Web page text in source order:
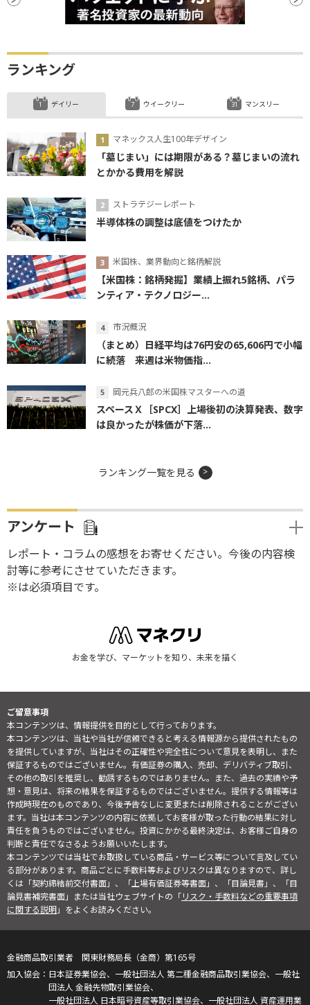
ランキング
デイリー
マネックス人生100年デザイン
「墓じまい」には期限がある？墓じまいの流れ
とかかる費用を解説
ストラテジーレポート
半導体株の調整は底値をつけたか
米国株、業界動向と銘柄解説
【米国株：銘柄発掘】業績上振れ5銘柄、パラ
ンティア・テクノロジー...
市況概況
（まとめ）日経平均は76円安の65,606円で小幅
に続落 来週は米物価指...
岡元兵八郎の米国株マスターへの道
スペースＸ［SPCX］上場後初の決算発表、数字
は良かったが株価が下落...
ウイークリー マンスリー
ランキング一覧を見る
アンケート
レポート・コラムの感想をお寄せください。今後の内容検
討等に参考にさせていただきます。
※は必須項目です。
お金を学び、マーケットを知り、未来を描く
ご留意事項
本コンテンツは、情報提供を目的として行っております。
本コンテンツは、当社や当社が信頼できると考える情報源から提供されたもの
を提供していますが、当社はその正確性や完全性について意見を表明し、また
保証するものではございません。有価証券の購入、売却、デリバティブ取引、
その他の取引を推奨し、勧誘するものではありません。また、過去の実績や予
想・意見は、将来の結果を保証するものではございません。提供する情報等は
作成時現在のものであり、今後予告なしに変更または削除されることがござい
ます。当社は本コンテンツの内容に依拠してお客様が取った行動の結果に対し
責任を負うものではございません。投資にかかる最終決定は、お客様ご自身の
判断と責任でなさるようお願いいたします。
本コンテンツでは当社でお取扱している商品・サービス等について言及してい
る部分があります。商品ごとに手数料等およびリスクは異なりますので、詳し
くは「契約締結前交付書面」、「上場有価証券等書面」、「目論見書」、「目
論見書補完書面」または当社ウェブサイトの「リスク・手数料などの重要事項
に関する説明」をよくお読みください。
金融商品取引業者 関東財務局長（金商）第165号
日本証券業協会、一般社団法人 第二種金融商品取引業協会、一般社
団法人 金融先物取引業協会、
一般社団法人 日本暗号資産等取引業協会、一般社団法人 資産運用業